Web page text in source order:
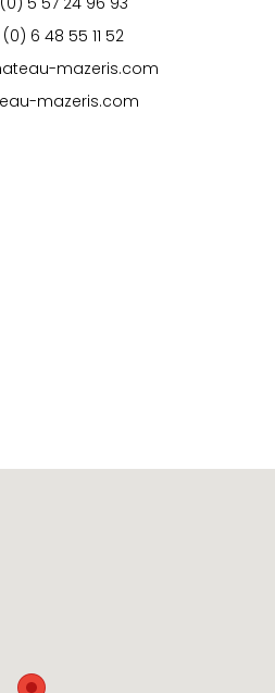
6 48 55 11 52
mazeris.com
mazeris.com